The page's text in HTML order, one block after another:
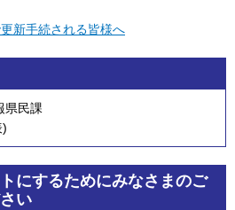
新手続される皆様へ​​​
県民課
にするためにみなさまのご
い